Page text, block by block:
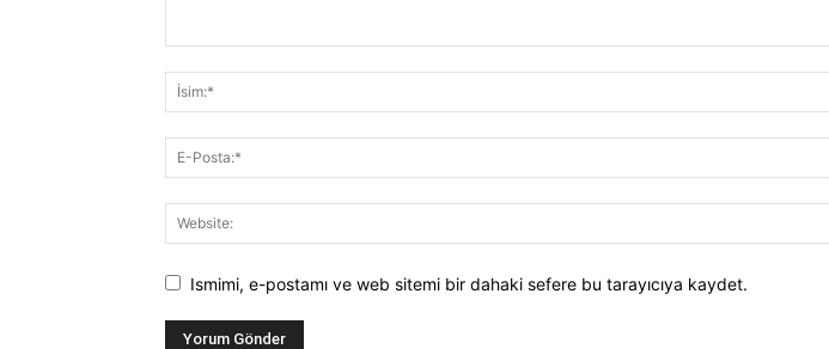
Ismimi, e-postamı ve web sitemi bir dahaki sefere bu tarayıcıya kaydet.